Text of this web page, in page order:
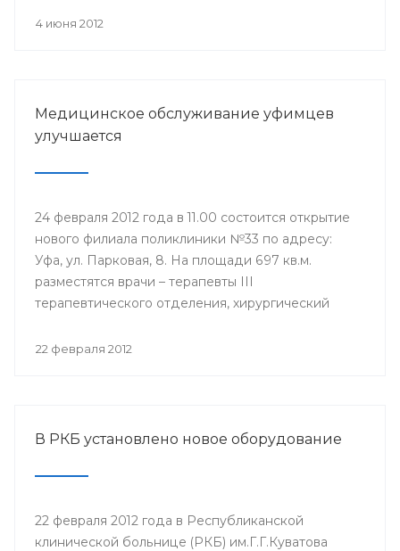
проблемам окружающей человека среды
(ЮНЕП).
4 июня 2012
Медицинское обслуживание уфимцев
улучшается
24 февраля 2012 года в 11.00 состоится открытие
нового филиала поликлиники №33 по адресу:
Уфа, ул. Парковая, 8. На площади 697 кв.м.
разместятся врачи – терапевты III
терапевтического отделения, хирургический
невролога, физиотерапевтическое отделение,
Городскую клиническую больницу №6.
22 февраля 2012
В РКБ установлено новое оборудование
22 февраля 2012 года в Республиканской
клинической больнице (РКБ) им.Г.Г.Куватова